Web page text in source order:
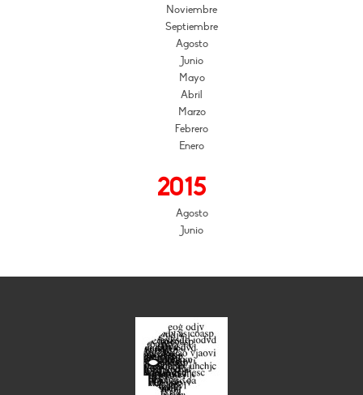
Noviembre
Septiembre
Agosto
Junio
Mayo
Abril
Marzo
Febrero
Enero
2015
Agosto
Junio